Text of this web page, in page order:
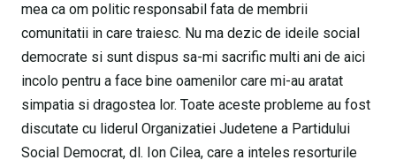
mea ca om politic responsabil fata de membrii
comunitatii in care traiesc. Nu ma dezic de ideile social
democrate si sunt dispus sa-mi sacrific multi ani de aici
incolo pentru a face bine oamenilor care mi-au aratat
simpatia si dragostea lor. Toate aceste probleme au fost
discutate cu liderul Organizatiei Judetene a Partidului
Social Democrat, dl. Ion Cilea, care a inteles resorturile